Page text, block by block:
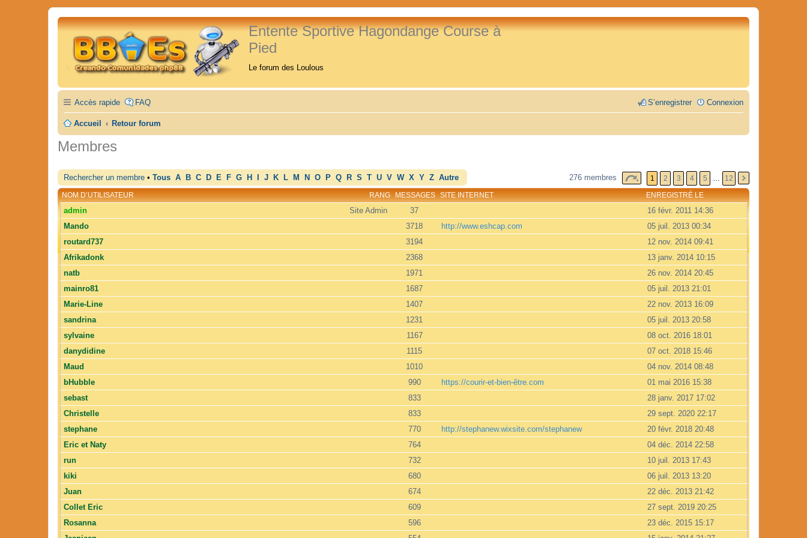
Entente Sportive Hagondange Course à
Pied
Le forum des Loulous
Accès rapide FAQ Connexion
S’enregistrer
Accueil Retour forum
Membres
Rechercher un membre • Tous A B C D E F G H J K L M N O P Q R S T U V W X Y Z Autre 276 membres 1 2 3 4 5
12
RANG
NOM D’UTILISATEUR MESSAGES SITE INTERNET ENREGISTRÉ LE
Site Admin
admin 37
16 févr. 2011 14:36
Mando
3718 http://www.eshcap.com
05 juil. 2013 00:34
routard737
3194
12 nov. 2014 09:41
Afrikadonk
2368
13 janv. 2014 10:15
natb
1971
26 nov. 2014 20:45
mainro81
1687
05 juil. 2013 21:01
Marie-Line
1407
22 nov. 2013 16:09
sandrina
1231
05 juil. 2013 20:58
sylvaine
1167
08 oct. 2016 18:01
danydidine
1115
07 oct. 2018 15:46
Maud
1010
04 nov. 2014 08:48
bHubble
990 https://courir-et-bien-être.com
01 mai 2016 15:38
sebast
833
28 janv. 2017 17:02
Christelle
833
29 sept. 2020 22:17
stephane
770 http://stephanew.wixsite.com/stephanew
20 févr. 2018 20:48
Eric et Naty
764
04 déc. 2014 22:58
run
732
10 juil. 2013 17:43
kiki
680
06 juil. 2013 13:20
Juan
674
22 déc. 2013 21:42
Collet Eric
609
27 sept. 2019 20:25
Rosanna
596
23 déc. 2015 15:17